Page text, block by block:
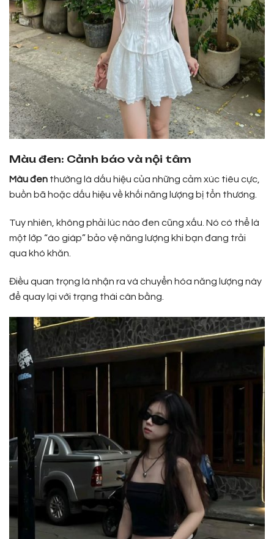
Màu đen: Cảnh báo và nội tâm
Màu đen thường là dấu hiệu của những cảm xúc tiêu cực,
buồn bã hoặc dấu hiệu về khối năng lượng bị tổn thương.
Tuy nhiên, không phải lúc nào đen cũng xấu. Nó có thể là
một lớp “áo giáp” bảo vệ năng lượng khi bạn đang trải
qua khó khăn.
Điều quan trọng là nhận ra và chuyển hóa năng lượng này
để quay lại với trạng thái cân bằng.